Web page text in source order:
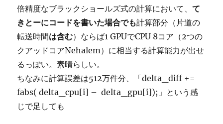
倍精度なブラックショールズ式の計算において、て
きとーにコードを書いた場合でも計算部分（片道の
転送時間は含む）ならば1 GPUでCPU 8コア（2つの
クアッドコアNehalem）に相当する計算能力が出せ
るっぽい。素晴らしい。
ちなみに計算誤差は512万件分、「delta_diff +=
fabs( delta_cpu[i] – delta_gpu[i]);」という感
じで足しても